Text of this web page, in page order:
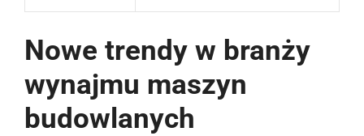
Nowe trendy w branży
wynajmu maszyn
budowlanych